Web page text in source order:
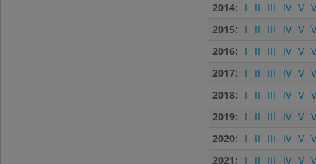
2014:
I II III IV V
2015:
I II III IV V
2016:
I II III IV V
2017:
I II III IV V
2018:
I II III IV V
2019:
I II III IV V
2020:
I II III IV V
2021:
I II III IV V